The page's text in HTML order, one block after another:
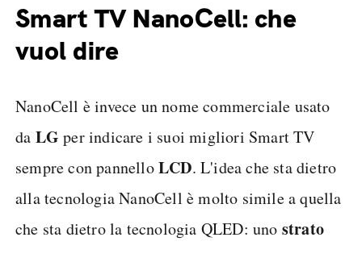
Smart TV NanoCell: che
vuol dire
NanoCell è invece un nome commerciale usato
da LG per indicare i suoi migliori Smart TV
sempre con pannelloLCD. L'idea che sta dietro
alla tecnologia NanoCell è molto simile a quella
che sta dietro la tecnologia QLED: uno strato